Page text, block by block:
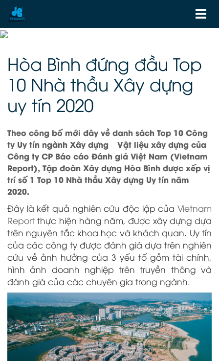
Hòa Bình đứng đầu Top
10 Nhà thầu Xây dựng
uy tín 2020
Theo công bố mới đây về danh sách Top 10 Công
ty Uy tín ngành Xây dựng – Vật liệu xây dựng của
Công ty CP Báo cáo Đánh giá Việt Nam (Vietnam
Report), Tập đoàn Xây dựng Hòa Bình được xếp vị
trí số 1 Top 10 Nhà thầu Xây dựng Uy tín năm
2020.
Đây là kết quả nghiên cứu độc lập của Vietnam
Report thực hiện hàng năm, được xây dựng dựa
trên nguyên tắc khoa học và khách quan. Uy tín
của các công ty được đánh giá dựa trên nghiên
cứu về ảnh hưởng của 3 yếu tố gồm tài chính,
hình ảnh doanh nghiệp trên truyền thông và
đánh giá của các chuyên gia trong ngành.